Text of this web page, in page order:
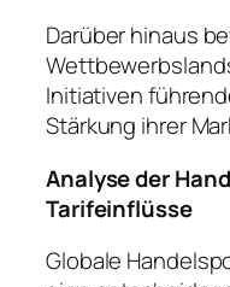
Darüber hinaus
Initiativen
Stärkung ihrer
Analyse der
Tarifeinflüsse
Globale